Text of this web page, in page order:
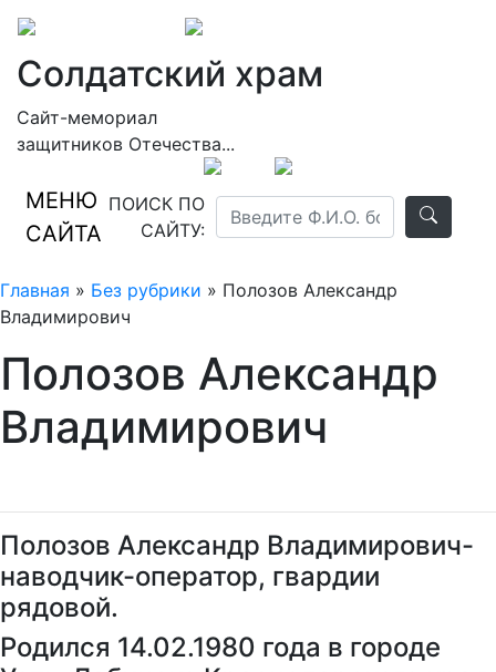
Солдатский храм
Сайт-мемориал
защитников Отечества...
МЕНЮ
САЙТА
ПОИСК ПО
САЙТУ:
Главная » Без рубрики » Полозов Александр
Владимирович
Полозов Александр
Владимирович
Полозов Александр Владимирович-
наводчик-оператор, гвардии
рядовой.
Родился 14.02.1980 года в городе